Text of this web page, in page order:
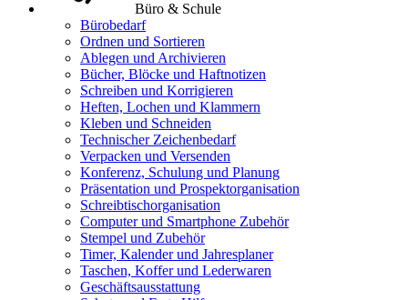
Büro & Schule
Bürobedarf
Ordnen und Sortieren
Ablegen und Archivieren
Bücher, Blöcke und Haftnotizen
Schreiben und Korrigieren
Heften, Lochen und Klammern
Kleben und Schneiden
Technischer Zeichenbedarf
Verpacken und Versenden
Konferenz, Schulung und Planung
Präsentation und Prospektorganisation
Schreibtischorganisation
Computer und Smartphone Zubehör
Stempel und Zubehör
Timer, Kalender und Jahresplaner
Taschen, Koffer und Lederwaren
Geschäftsausstattung